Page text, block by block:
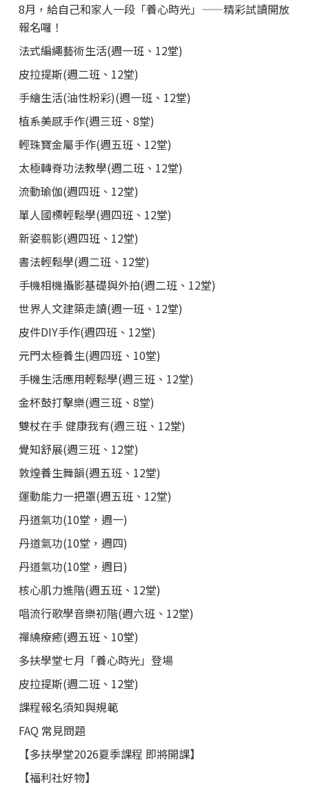
8月，給自己和家人一段「養心時光」——精彩試讀開放
報名囉！
法式編繩藝術生活(週一班、12堂)
皮拉提斯(週二班、12堂)
手繪生活(油性粉彩)(週一班、12堂)
植系美感手作(週三班、8堂)
輕珠寶金屬手作(週五班、12堂)
太極轉脊功法教學(週二班、12堂)
流動瑜伽(週四班、12堂)
單人國標輕鬆學(週四班、12堂)
新姿翦影(週四班、12堂)
書法輕鬆學(週二班、12堂)
手機相機攝影基礎與外拍(週二班、12堂)
世界人文建築走讀(週一班、12堂)
皮件DIY手作(週四班、12堂)
元門太極養生(週四班、10堂)
手機生活應用輕鬆學(週三班、12堂)
金杯鼓打擊樂(週三班、8堂)
雙杖在手 健康我有(週三班、12堂)
覺知舒展(週三班、12堂)
敦煌養生舞韻(週五班、12堂)
運動能力一把罩(週五班、12堂)
丹道氣功(10堂，週一)
丹道氣功(10堂，週四)
丹道氣功(10堂，週日)
核心肌力進階(週五班、12堂)
唱流行歌學音樂初階(週六班、12堂)
禪繞療癒(週五班、10堂)
多扶學堂七月「養心時光」登場
皮拉提斯(週二班、12堂)
課程報名須知與規範
FAQ 常見問題
【多扶學堂2026夏季課程 即將開課】
【福利社好物】